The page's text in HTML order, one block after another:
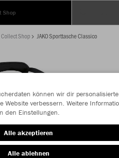
Shop
Collect Shop JAKO Sporttasche Classico
können wir dir personalisierte
Website verbessern. Weitere
den Einstellungen.
Alle akzeptieren
Alle ablehnen